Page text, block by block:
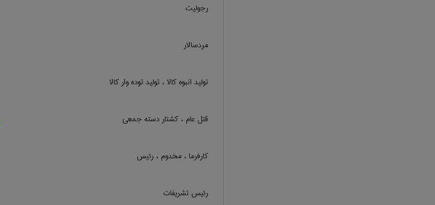
رجولیت
مردسالار
تولید انبوه کالا ، تولید توده وار کالا
قتل عام ، کشتار دسته جمعی
کارفرما ، مخدوم ، رئیس
رئیس تشریفات